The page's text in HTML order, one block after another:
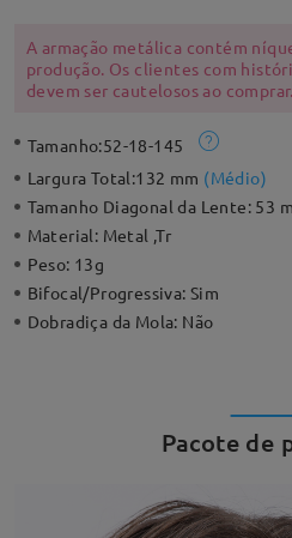
A armação metálica contém
produção. Os clientes com
devem ser cautelosos ao comprar.
Tamanho:52-18-145
Largura Total:132 mm (Médio)
Tamanho Diagonal da Lente: 53
Material: Metal ,Tr
Peso: 13g
Bifocal/Progressiva:Sim
Dobradiça da Mola: Não
Pacote de